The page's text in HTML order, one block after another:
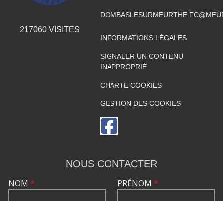
217060 VISITES
INFORMATIONS LÉGALES
SIGNALER UN CONTENU
INAPPROPRIÉ
CHARTE COOKIES
GESTION DES COOKIES
NOUS CONTACTER
NOM * PRÉNOM *